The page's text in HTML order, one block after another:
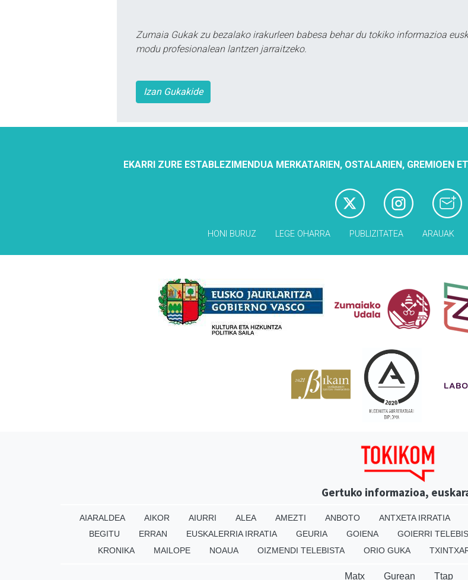
Zumaia Gukak zu bezalako irakurleen babesa behar du tokiko informazioa
modu profesionalean lantzen jarraitzeko.
Izan Gukakide
EKARRI ZURE ESTABLEZIMENDUA MERKATARIEN, OSTALARIEN, GREMIOEN
HONI BURUZ LEGE OHARRA PUBLIZITATEA ARAUAK
Gertuko informazioa,
AIARALDEA AIKOR AIURRI ALEA AMEZTI ANBOTO ANTXETA IRRATIA
BEGITU
ERRAN EUSKALERRIA IRRATIA GEURIA GOIENA GOIERRI
KRONIKA
MAILOPE NOAUA OIZMENDI TELEBISTA ORIO GUKA
Matx Gurean Ttap